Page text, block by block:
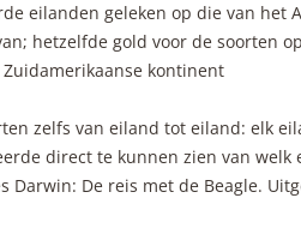
eilanden geleken op die van het
hetzelfde gold voor de soorten
kontinent
zelfs van eiland tot eiland: elk
direct te kunnen zien van welk
Darwin: De reis met de Beagle.